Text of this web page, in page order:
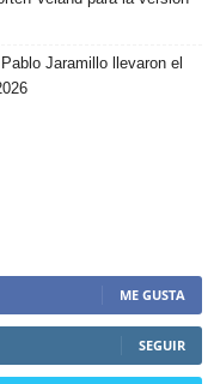
Jaramillo llevaron el
ME GUSTA
SEGUIR